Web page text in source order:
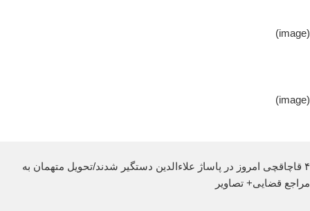
(image)
(image)
۴ قاچاقچی امروز در پاساژ علاء‌الدین دستگیر شدند/تحویل متهمان به
مراجع قضایی+ تصاویر